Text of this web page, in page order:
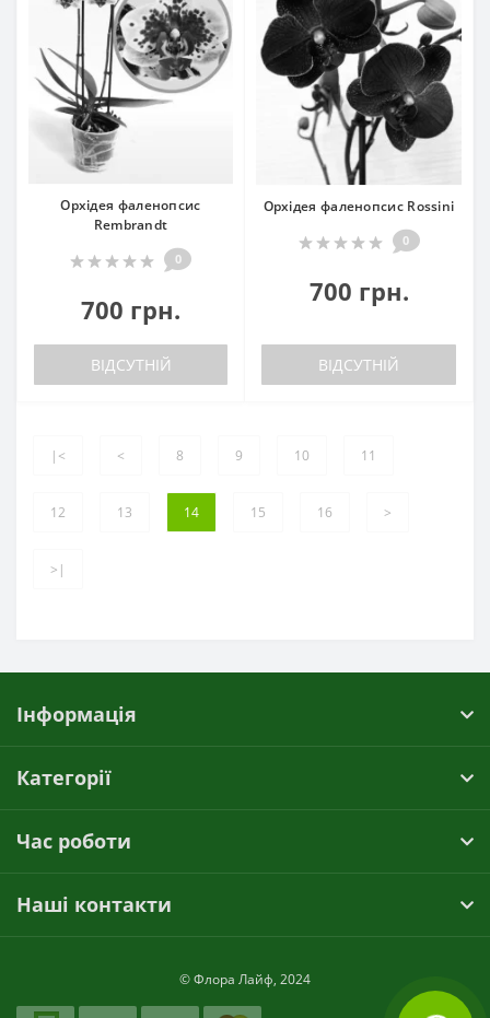
Орхідея фаленопсис
Rembrandt
0
700 грн.
ВІДСУТНІЙ
Орхідея фаленопсис Rossini
0
700 грн.
ВІДСУТНІЙ
|< < 8 9 10 11
12 13 14 15 16 >
>|
Інформація
Категорії
Час роботи
Наші контакти
© Флора Лайф, 2024